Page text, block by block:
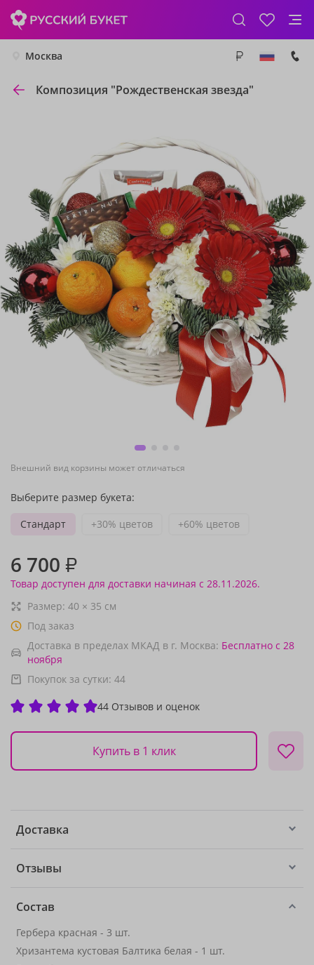
Москва
Композиция "Рождественская звезда"
Внешний вид корзины может отличаться
Выберите размер букета:
Стандарт
+30% цветов +60% цветов
6 700 ₽
Товар доступен для доставки начиная с 28.11.2026.
Размер: 40 × 35 см
Под заказ
Доставка в пределах МКАД в г. Москва: Бесплатно с 28
ноября
Покупок за сутки: 44
44 Отзывов и оценок
Купить в 1 клик
Доставка
Отзывы
Состав
Гербера красная - 3 шт.
Хризантема кустовая Балтика белая - 1 шт.